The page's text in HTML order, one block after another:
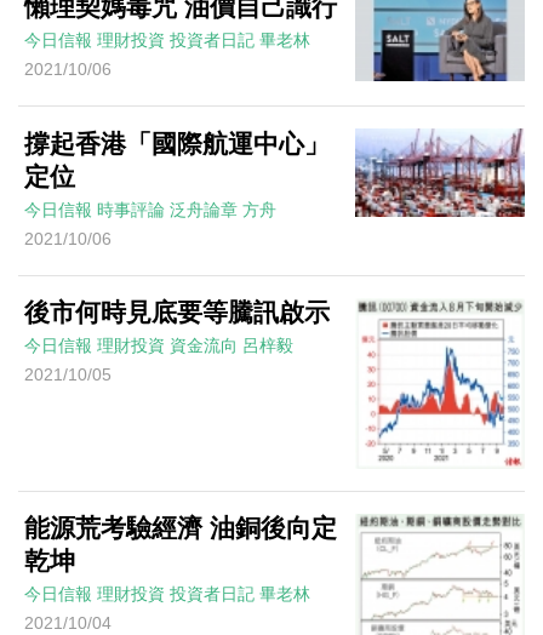
懶理契媽毒咒 油價自己識行
今日信報 理財投資 投資者日記 畢老林
2021/10/06
撐起香港「國際航運中心」
定位
今日信報 時事評論 泛舟論章 方舟
2021/10/06
後市何時見底要等騰訊啟示
今日信報 理財投資 資金流向 呂梓毅
2021/10/05
能源荒考驗經濟 油銅後向定
乾坤
今日信報 理財投資 投資者日記 畢老林
2021/10/04